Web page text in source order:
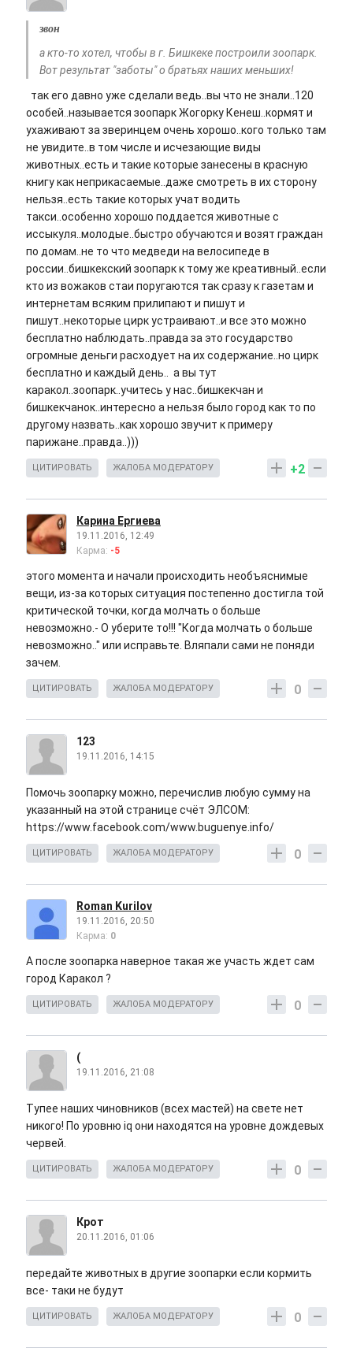
звон
а кто-то хотел, чтобы в г. Бишкеке построили зоопарк.
Вот результат "заботы" о братьях наших меньших!
так его давно уже сделали ведь..вы что не знали..120
особей..называется зоопарк Жогорку Кенеш..кормят и
ухаживают за зверинцем очень хорошо..кого только там
не увидите..в том числе и исчезающие виды
животных..есть и такие которые занесены в красную
книгу как неприкасаемые..даже смотреть в их сторону
нельзя..есть такие которых учат водить
такси..особенно хорошо поддается животные с
иссыкуля..молодые..быстро обучаются и возят граждан
по домам..не то что медведи на велосипеде в
россии..бишкекский зоопарк к тому же креативный..если
кто из вожаков стаи поругаются так сразу к газетам и
интернетам всяким прилипают и пишут и
пишут..некоторые цирк устраивают..и все это можно
бесплатно наблюдать..правда за это государство
огромные деньги расходует на их содержание..но цирк
бесплатно и каждый день.. а вы тут
каракол..зоопарк..учитесь у нас..бишкекчан и
бишкекчанок..интересно а нельзя было город как то по
другому назвать..как хорошо звучит к примеру
парижане..правда..)))
+2
ЦИТИРОВАТЬ ЖАЛОБА МОДЕРАТОРУ
Карина Ергиева
19.11.2016, 12:49
Карма: -5
этого момента и начали происходить необъяснимые
вещи, из-за которых ситуация постепенно достигла той
критической точки, когда молчать о больше
невозможно.- О уберите то!!! "Когда молчать о больше
невозможно.." или исправьте. Вляпали сами не поняди
зачем.
0
ЦИТИРОВАТЬ ЖАЛОБА МОДЕРАТОРУ
123
19.11.2016, 14:15
Помочь зоопарку можно, перечислив любую сумму на
указанный на этой странице счёт ЭЛСОМ:
https://www.facebook.com/www.buguenye.info/
0
ЦИТИРОВАТЬ ЖАЛОБА МОДЕРАТОРУ
Roman Kurilov
19.11.2016, 20:50
Карма: 0
А после зоопарка наверное такая же участь ждет сам
город Каракол ?
0
ЦИТИРОВАТЬ ЖАЛОБА МОДЕРАТОРУ
(
19.11.2016, 21:08
Тупее наших чиновников (всех мастей) на свете нет
никого! По уровню iq они находятся на уровне дождевых
червей.
0
ЦИТИРОВАТЬ ЖАЛОБА МОДЕРАТОРУ
Крот
20.11.2016, 01:06
передайте животных в другие зоопарки если кормить
все- таки не будут
0
ЦИТИРОВАТЬ ЖАЛОБА МОДЕРАТОРУ